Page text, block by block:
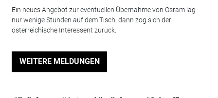
Ein neues Angebot zur eventuellen Übernahme von Osram lag
nur wenige Stunden auf dem Tisch, dann zog sich der
österreichische Interessent zurück.
WEITERE MELDUNGEN